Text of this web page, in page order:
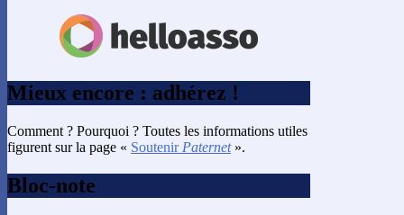
Mieux encore : adhérez !
Comment ? Pourquoi ? Toutes les informations utiles
figurent sur la page « Soutenir Paternet».
Bloc-note